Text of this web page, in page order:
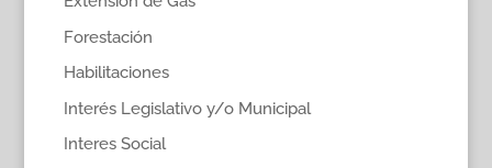
Forestación
Habilitaciones
Interés Legislativo y/o Municipal
Interes Social